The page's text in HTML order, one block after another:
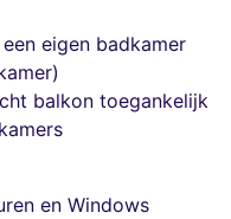
eigen badkamer
balkon toegankelijk
en Windows